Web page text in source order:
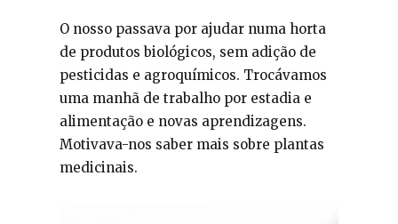
O nosso passava por ajudar numa horta
de produtos biológicos, sem adição de
pesticidas e agroquímicos. Trocávamos
uma manhã de trabalho por estadia e
alimentação e novas aprendizagens.
Motivava-nos saber mais sobre plantas
medicinais.